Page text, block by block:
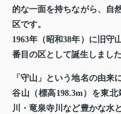
的な一面を持ちながら、自
区です。
1963年（昭和38年）に旧守
番目の区として誕生しました
「守山」という地名の由来
谷山（標高198.3m）を東
川・竜泉寺川など豊かな水